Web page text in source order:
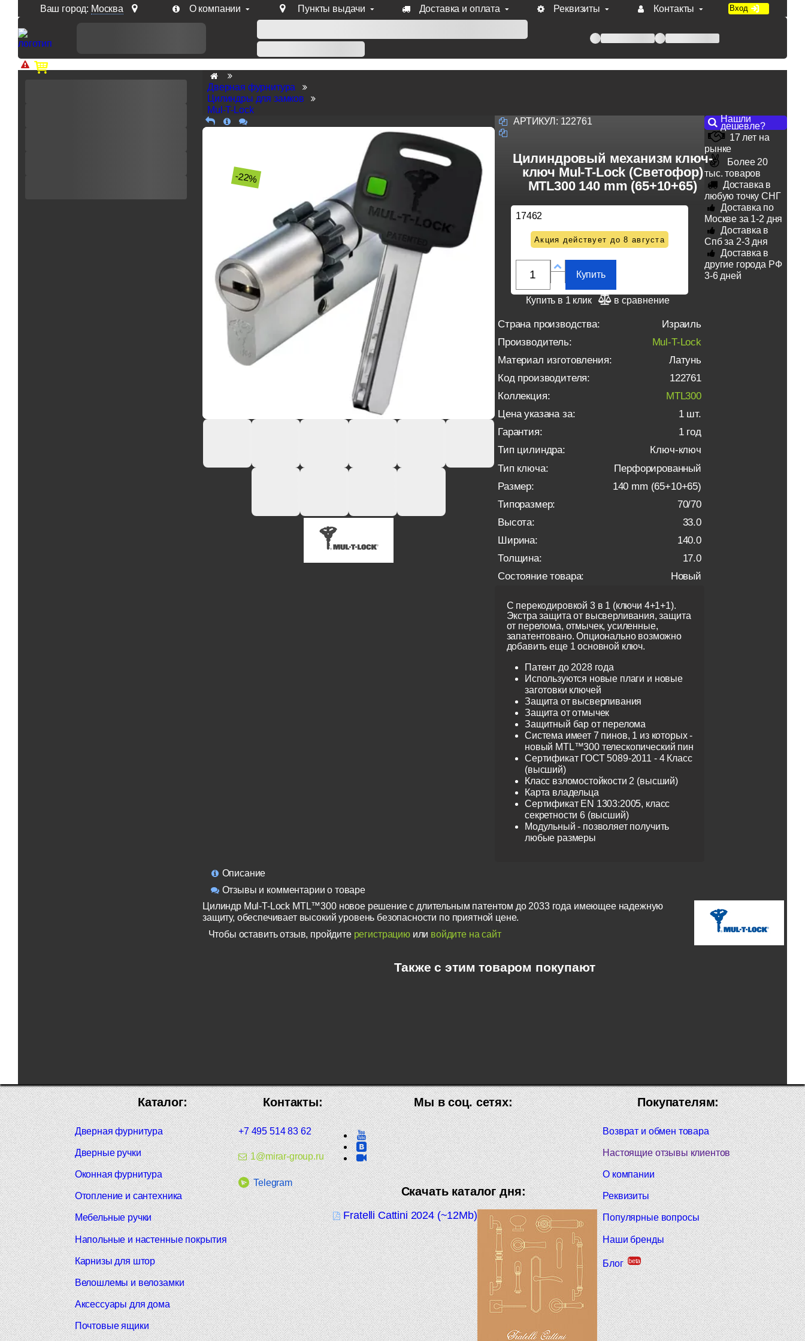
Ваш город: Москва О компании Пункты выдачи Доставка и оплата Реквизиты Контакты Вход
Доп. скидка от цен на сайте 7% при заказе от 50 тыс. руб продукции Venezia, Fratelli, Tupai, Extreza, Melodia, Forme при оплате по счету.
Дверная фурнитура
Цилиндры для замков
Mul-T-Lock
-22%
АРТИКУЛ: 122761
Цилиндровый механизм ключ-
ключ Mul-T-Lock (Светофор)
MTL300 140 mm (65+10+65)
17462
Акция действует до 8 августа
Купить
Купить в 1 клик в сравнение
Страна производства:
Израиль
Производитель:
Mul-T-Lock
Материал изготовления:
Латунь
Код производителя:
122761
Коллекция:
MTL300
Цена указана за:
1 шт.
Гарантия:
1 год
Тип цилиндра:
Ключ-ключ
Тип ключа:
Перфорированный
Размер:
140 mm (65+10+65)
Типоразмер:
70/70
Высота:
33.0
Ширина:
140.0
Толщина:
17.0
Состояние товара:
Новый
С перекодировкой 3 в 1 (ключи 4+1+1).
Экстра защита от высверливания, защита
от перелома, отмычек, усиленные,
запатентовано. Опционально возможно
добавить еще 1 основной ключ.
Патент до 2028 года
Используются новые плаги и новые
заготовки ключей
Защита от высверливания
Защита от отмычек
Защитный бар от перелома
Система имеет 7 пинов, 1 из которых -
новый MTL™300 телескопический пин
Сертификат ГОСТ 5089-2011 - 4 Класс
(высший)
Класс взломостойкости 2 (высший)
Карта владельца
Сертификат EN 1303:2005, класс
секретности 6 (высший)
Модульный - позволяет получить
любые размеры
Нашли
дешевле?
17 лет на
рынке
Более 20
тыс. товаров
Доставка в
любую точку СНГ
Доставка по
Москве за 1-2 дня
Доставка в
Спб за 2-3 дня
Доставка в
другие города РФ
3-6 дней
Описание
Отзывы и комментарии о товаре
Цилиндр Mul-T-Lock MTL™300 новое решение с длительным патентом до 2033 года имеющее надежную
защиту, обеспечивает высокий уровень безопасности по приятной цене.
Чтобы оставить отзыв, пройдите регистрациюили войдите на сайт
Также с этим товаром покупают
Покупателям:
Возврат и обмен товара
Настоящие отзывы клиентов
О компании
Реквизиты
Популярные вопросы
Наши бренды
Блог beta
Мы в соц. сетях:
Скачать каталог дня:
Fratelli Cattini 2024 (~12Mb)
Контакты:
+7 495 514 83 62
1@mirar-group.ru
Telegram
Каталог:
Дверная фурнитура
Дверные ручки
Оконная фурнитура
Отопление и сантехника
Мебельные ручки
Напольные и настенные покрытия
Карнизы для штор
Велошлемы и велозамки
Аксессуары для дома
Почтовые ящики